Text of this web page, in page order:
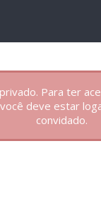
Para ter
deve estar
convidado.